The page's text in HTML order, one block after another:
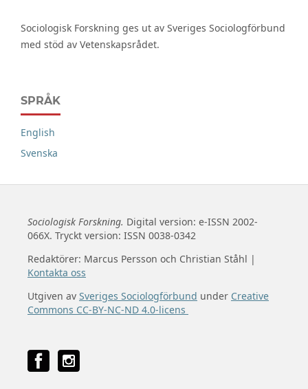
Sociologisk Forskning ges ut av Sveriges Sociologförbund
med stöd av Vetenskapsrådet.
SPRÅK
English
Svenska
Sociologisk Forskning. Digital version: e-ISSN 2002-
066X. Tryckt version: ISSN 0038-0342
Redaktörer: Marcus Persson och Christian Ståhl |
Kontakta oss
Utgiven av Sveriges Sociologförbund under Creative
Commons CC-BY-NC-ND 4.0-licens